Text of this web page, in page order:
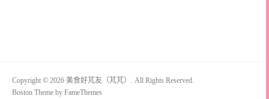
Copyright © 2026 美食好芃友（芃芃）. All Rights Reserved.
Boston Theme by FameThemes